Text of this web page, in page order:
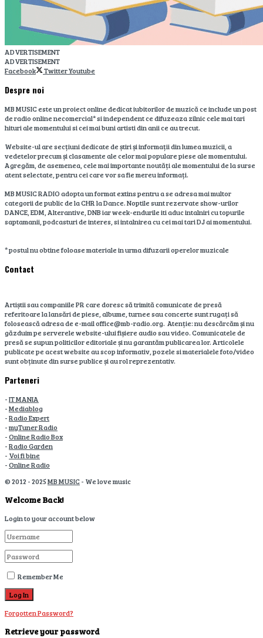
ADVERTISEMENT
ADVERTISEMENT
Facebook
TwitterYoutube
Despre noi
MB MUSIC este un proiect online dedicat iubitorilor de muzică ce include un post
de radio online necomercial* si independent ce difuzeaza zilnic cele mai tari
hituri ale momentului si cei mai buni artisti din anii ce au trecut.
Website-ul are secțiuni dedicate de știri și informații din lumea muzicii, a
vedetelor precum și clasamente ale celor mai populare piese ale momentului.
Agregăm, de asemenea, cele mai importante noutăți ale momentului de la surse
atent selectate, pentru cei care vor sa fie mereu informați.
MB MUSIC RADIO adopta un format extins pentru a se adresa mai multor
categorii de public de la CHR la Dance. Noptile sunt rezervate show-urilor
DANCE, EDM, Alterantive, DNB iar week-endurile iti aduc intalniri cu topurile
saptamanii, podcasturi de interes, si intalnirea cu cei mai tari DJ ai momentului.
* postul nu obtine foloase materiale in urma difuzarii operelor muzicale
Contact
Artiștii sau companiile PR care doresc să trimită comunicate de presă
referitoare la lansări de piese, albume, turnee sau concerte sunt rugați să
folosească adresa de e-mail office@mb-radio.org. Atenție: nu descărcăm și nu
găzduim pe serverele website-ului fișiere audio sau video. Comunicatele de
presă se supun politicilor editoriale și nu garantăm publicarea lor. Articolele
publicate pe acest website au scop informativ, pozele si materialele foto/video
sunt obținute din surse publice și au rol reprezentativ.
Parteneri
-IT MANIA
-Mediablog
-Radio Expert
-myTuner Radio
-Online Radio Box
-Radio Garden
- Voi fi bine
-Online Radio
© 2012 - 2025MB MUSIC- We love music
Welcome Back!
Login to your account below
Remember Me
Forgotten Password?
Retrieve your password